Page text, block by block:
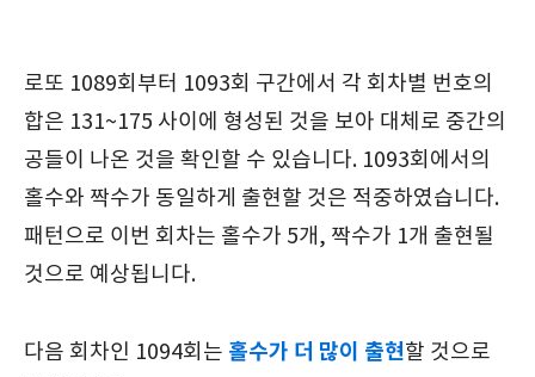
로또 1089회부터 1093회 구간에서 각 회차별 번호의
합은 131~175 사이에 형성된 것을 보아 대체로 중간의
공들이 나온 것을 확인할 수 있습니다. 1093회에서의
홀수와 짝수가 동일하게 출현할 것은 적중하였습니다.
패턴으로 이번 회차는 홀수가 5개, 짝수가 1개 출현될
것으로 예상됩니다.
다음 회차인 1094회는 홀수가 더 많이 출현할 것으로